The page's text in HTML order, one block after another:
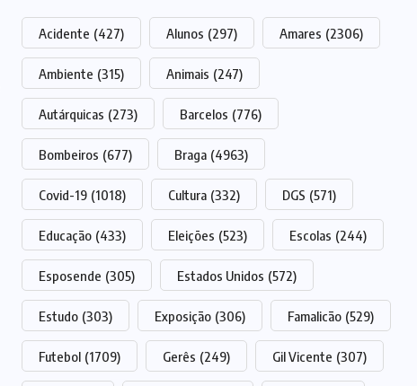
Acidente (427) Alunos (297) Amares (2306)
Ambiente (315) Animais (247)
Autárquicas (273) Barcelos (776)
Bombeiros (677) Braga (4963)
Covid-19 (1018) Cultura (332) DGS (571)
Educação (433) Eleições (523) Escolas (244)
Esposende (305) Estados Unidos (572)
Estudo (303) Exposição (306) Famalicão (529)
Futebol (1709) Gerês (249) Gil Vicente (307)